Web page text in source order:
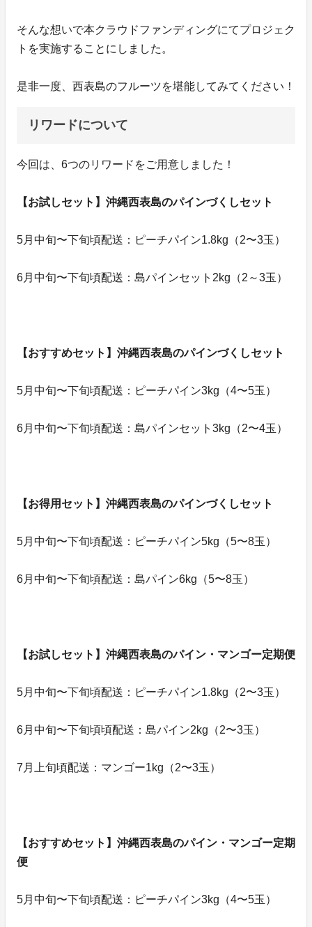
そんな想いで本クラウドファンディングにてプロジェク
トを実施することにしました。
是非一度、西表島のフルーツを堪能してみてください！
リワードについて
今回は、6つのリワードをご用意しました！
【お試しセット】沖縄西表島のパインづくしセット
5月中旬〜下旬頃配送：ピーチパイン1.8kg（2〜3玉）
6月中旬〜下旬頃配送：島パインセット2kg（2～3玉）
【おすすめセット】沖縄西表島のパインづくしセット
5月中旬〜下旬頃配送：ピーチパイン3kg（4〜5玉）
6月中旬〜下旬頃配送：島パインセット3kg（2〜4玉）
【お得用セット】沖縄西表島のパインづくしセット
5月中旬〜下旬頃配送：ピーチパイン5kg（5〜8玉）
6月中旬〜下旬頃配送：島パイン6kg（5〜8玉）
【お試しセット】沖縄西表島のパイン・マンゴー定期便
5月中旬〜下旬頃配送：ピーチパイン1.8kg（2〜3玉）
6月中旬〜下旬頃頃配送：島パイン2kg（2〜3玉）
7月上旬頃配送：マンゴー1kg（2〜3玉）
【おすすめセット】沖縄西表島のパイン・マンゴー定期
便
5月中旬〜下旬頃配送：ピーチパイン3kg（4〜5玉）